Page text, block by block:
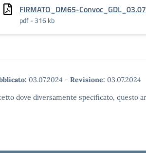
FIRMATO_DM65-
pdf - 316 kb
03.07.2024 - Revisione: 03.07.2024
dove diversamente specificato, questo